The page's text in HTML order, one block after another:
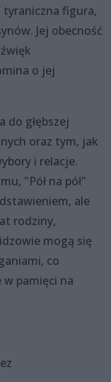
figura,
Jej obecność
o jej
do głębszej
oraz tym, jak
i relacje.
"Pół na pół"
ale
rodziny,
mogą się
co
pamięci na